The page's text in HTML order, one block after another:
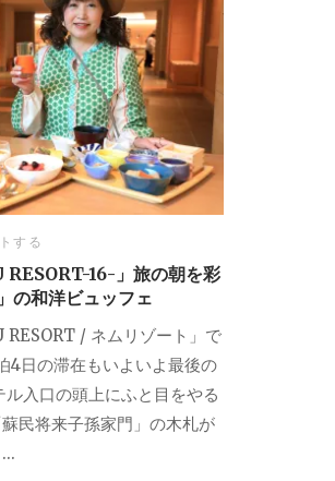
する
16-」旅の朝を彩
の和洋ビュッフェ
/ ネムリゾート」で
4日の滞在もいよいよ最後の
入口の頭上にふと目をやる
民将来子孫家門」の木札が